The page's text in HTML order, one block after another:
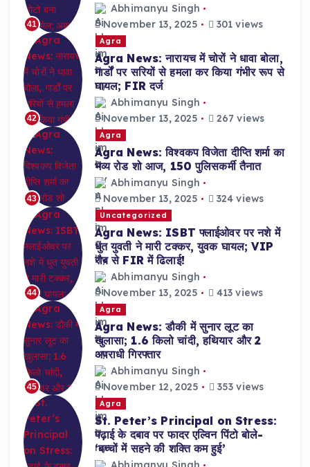
41
Abhimanyu Singh
November 13, 2025
301 views
42
Agra
Agra News: नारायच में चोरों ने धावा बोला,
गार्डों पर सरियों से हमला कर किया गंभीर रूप से
घायल; FIR दर्ज
Abhimanyu Singh
November 13, 2025
267 views
43
Agra
Agra News: विश्वकप विजेता दीप्ति शर्मा का
भव्य रोड शो आज, 150 पुलिसकर्मी तैनात
Abhimanyu Singh
November 13, 2025
324 views
44
Uncategorized
Agra News: ISBT फ्लाईओवर पर नशे में
धुत युवती ने मारी टक्कर, युवक घायल; VIP
रौब से FIR में ढिलाई!
Abhimanyu Singh
November 13, 2025
413 views
45
Agra
Agra News: डौकी में सुनार लूट का
खुलासा; 1.6 किलो चांदी, हथियार और 2
अपराधी गिरफ्तार
Abhimanyu Singh
November 12, 2025
353 views
Agra
St. Peter’s Principal on Stress:
पढ़ाई के दबाव पर फादर एल्विन पिंटो बोले-
‘बच्चों में सहने की शक्ति कम हुई’